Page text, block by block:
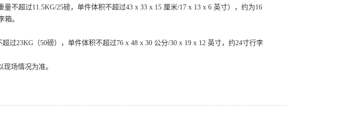
不超过11​​.5KG/25磅，单件体积不超过43 x 33 x 15 厘米/17 x 13 x 6 英寸），约为16
箱。
过23KG（50磅），单件体积不超过76 x 48 x 30 公分/30 x 19 x 12 英寸，约24寸行李
场情况为准。